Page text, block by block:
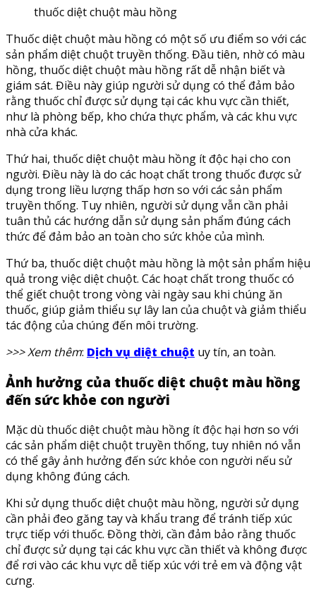
thuốc diệt chuột màu hồng
Thuốc diệt chuột màu hồng có một số ưu điểm so với các
sản phẩm diệt chuột truyền thống. Đầu tiên, nhờ có màu
hồng, thuốc diệt chuột màu hồng rất dễ nhận biết và
giám sát. Điều này giúp người sử dụng có thể đảm bảo
rằng thuốc chỉ được sử dụng tại các khu vực cần thiết,
như là phòng bếp, kho chứa thực phẩm, và các khu vực
nhà cửa khác.
Thứ hai, thuốc diệt chuột màu hồng ít độc hại cho con
người. Điều này là do các hoạt chất trong thuốc được sử
dụng trong liều lượng thấp hơn so với các sản phẩm
truyền thống. Tuy nhiên, người sử dụng vẫn cần phải
tuân thủ các hướng dẫn sử dụng sản phẩm đúng cách
thức để đảm bảo an toàn cho sức khỏe của mình.
Thứ ba, thuốc diệt chuột màu hồng là một sản phẩm hiệu
quả trong việc diệt chuột. Các hoạt chất trong thuốc có
thể giết chuột trong vòng vài ngày sau khi chúng ăn
thuốc, giúp giảm thiểu sự lây lan của chuột và giảm thiểu
tác động của chúng đến môi trường.
>>> Xem thêm: Dịch vụ diệt chuột uy tín, an toàn.
Ảnh hưởng của thuốc diệt chuột màu hồng
đến sức khỏe con người
Mặc dù thuốc diệt chuột màu hồng ít độc hại hơn so với
các sản phẩm diệt chuột truyền thống, tuy nhiên nó vẫn
có thể gây ảnh hưởng đến sức khỏe con người nếu sử
dụng không đúng cách.
Khi sử dụng thuốc diệt chuột màu hồng, người sử dụng
cần phải đeo găng tay và khẩu trang để tránh tiếp xúc
trực tiếp với thuốc. Đồng thời, cần đảm bảo rằng thuốc
chỉ được sử dụng tại các khu vực cần thiết và không được
để rơi vào các khu vực dễ tiếp xúc với trẻ em và động vật
cưng.